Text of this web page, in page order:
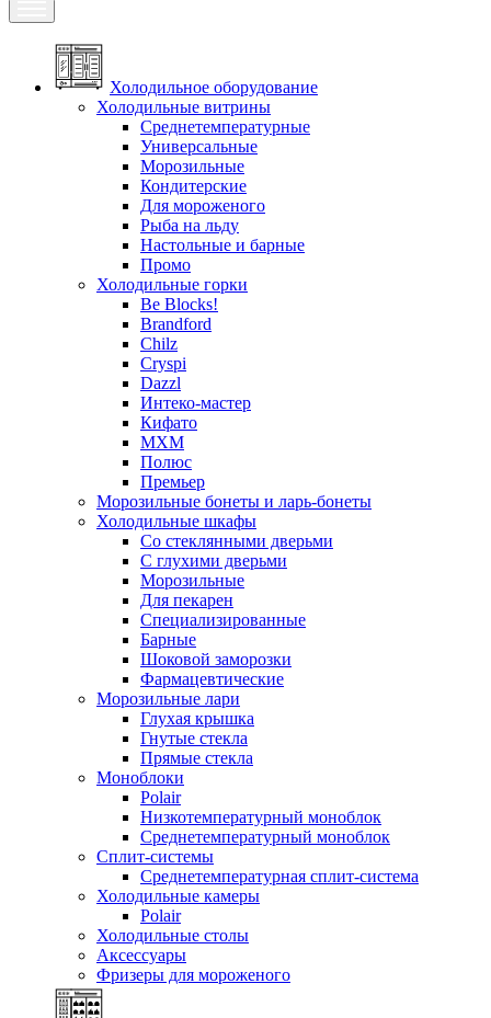
Холодильное оборудование
Холодильные витрины
Среднетемпературные
Универсальные
Морозильные
Кондитерские
Для мороженого
Рыба на льду
Настольные и барные
Промо
Холодильные горки
Be Blocks!
Brandford
Chilz
Cryspi
Dazzl
Интеко-мастер
Кифато
МХМ
Полюс
Премьер
Морозильные бонеты и ларь-бонеты
Холодильные шкафы
Со стеклянными дверьми
С глухими дверьми
Морозильные
Для пекарен
Специализированные
Барные
Шоковой заморозки
Фармацевтические
Морозильные лари
Глухая крышка
Гнутые стекла
Прямые стекла
Моноблоки
Polair
Низкотемпературный моноблок
Среднетемпературный моноблок
Сплит-системы
Среднетемпературная сплит-система
Холодильные камеры
Polair
Холодильные столы
Аксессуары
Фризеры для мороженого